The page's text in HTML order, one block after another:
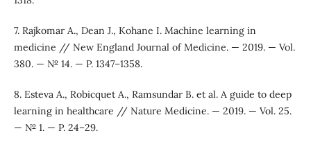
7. Rajkomar A., Dean J., Kohane I. Machine learning in
medicine // New England Journal of Medicine. — 2019. — Vol.
380. — № 14. — P. 1347–1358.
8. Esteva A., Robicquet A., Ramsundar B. et al. A guide to deep
learning in healthcare // Nature Medicine. — 2019. — Vol. 25.
— № 1. — P. 24–29.